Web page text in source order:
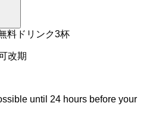
料ドリンク3杯
改期
until 24 hours before your